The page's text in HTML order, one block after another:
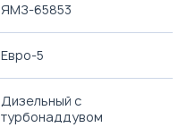
ЯМЗ-65853
Евро-5
Дизельный с
турбонаддувом